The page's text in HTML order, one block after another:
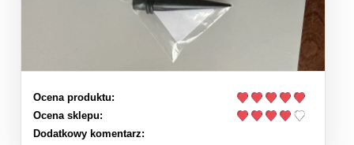
Ocena produktu:
Ocena sklepu:
Dodatkowy komentarz: